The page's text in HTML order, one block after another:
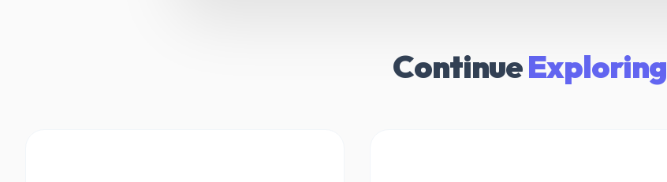
ContinueExploring